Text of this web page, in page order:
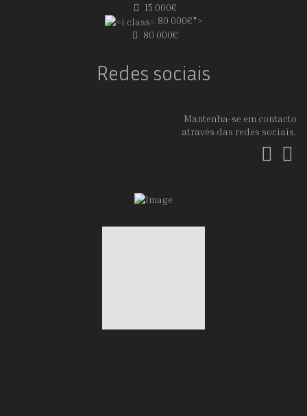
15 000€
80 000€">
80 000€
Redes sociais
Mantenha-se em contacto
através das redes sociais.